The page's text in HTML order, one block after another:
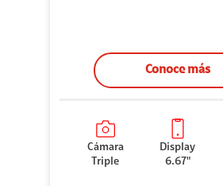
Conoce más
Cámara
Triple
Display
6.67"